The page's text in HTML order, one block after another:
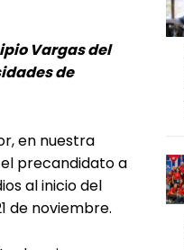
Vargas del
de
en nuestra
precandidato a
al inicio del
de noviembre.